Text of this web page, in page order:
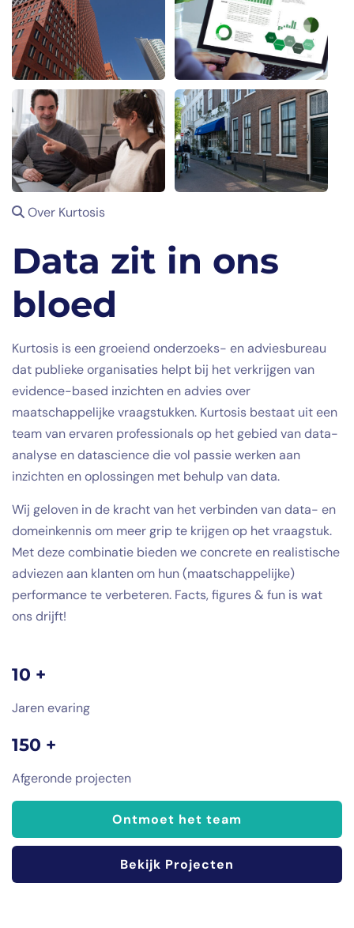
Over Kurtosis
Data zit in ons
bloed
Kurtosis is een groeiend onderzoeks- en adviesbureau
dat publieke organisaties helpt bij het verkrijgen van
evidence-based inzichten en advies over
maatschappelijke vraagstukken. Kurtosis bestaat uit een
team van ervaren professionals op het gebied van data-
analyse en datascience die vol passie werken aan
inzichten en oplossingen met behulp van data.
Wij geloven in de kracht van het verbinden van data- en
domeinkennis om meer grip te krijgen op het vraagstuk.
Met deze combinatie bieden we concrete en realistische
adviezen aan klanten om hun (maatschappelijke)
performance te verbeteren. Facts, figures & fun is wat
ons drijft!
10 +
Jaren evaring
150 +
Afgeronde projecten
Ontmoet het team
Bekijk Projecten